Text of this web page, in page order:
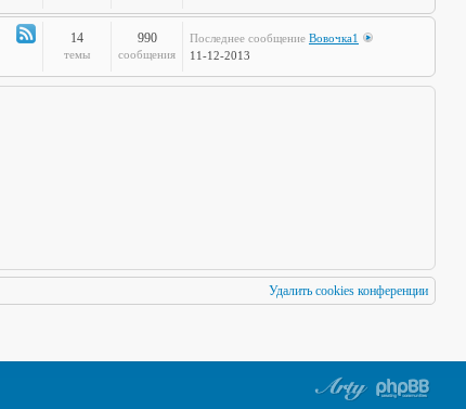
-
Канал
-
14
темы
990
сообщения
Последнее сообщение Вовочка1
11-12-2013
Удалить cookies конференции